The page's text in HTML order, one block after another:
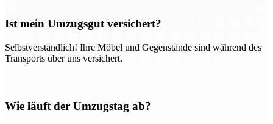
Ist mein Umzugsgut versichert?
Selbstverständlich! Ihre Möbel und Gegenstände sind während des
Transports über uns versichert.
Wie läuft der Umzugstag ab?